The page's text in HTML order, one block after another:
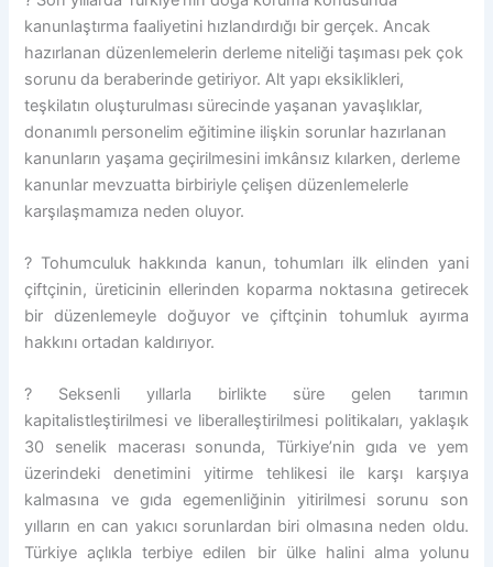
kanunlaştırma faaliyetini hızlandırdığı bir gerçek. Ancak
hazırlanan düzenlemelerin derleme niteliği taşıması pek çok
sorunu da beraberinde getiriyor. Alt yapı eksiklikleri,
teşkilatın oluşturulması sürecinde yaşanan yavaşlıklar,
donanımlı personelim eğitimine ilişkin sorunlar hazırlanan
kanunların yaşama geçirilmesini imkânsız kılarken, derleme
kanunlar mevzuatta birbiriyle çelişen düzenlemelerle
karşılaşmamıza neden oluyor.
? Tohumculuk hakkında kanun, tohumları ilk elinden yani
çiftçinin, üreticinin ellerinden koparma noktasına getirecek
bir düzenlemeyle doğuyor ve çiftçinin tohumluk ayırma
hakkını ortadan kaldırıyor.
? Seksenli yıllarla birlikte süre gelen tarımın
kapitalistleştirilmesi ve liberalleştirilmesi politikaları, yaklaşık
30 senelik macerası sonunda, Türkiye’nin gıda ve yem
üzerindeki denetimini yitirme tehlikesi ile karşı karşıya
kalmasına ve gıda egemenliğinin yitirilmesi sorunu son
yılların en can yakıcı sorunlardan biri olmasına neden oldu.
Türkiye açlıkla terbiye edilen bir ülke halini alma yolunu